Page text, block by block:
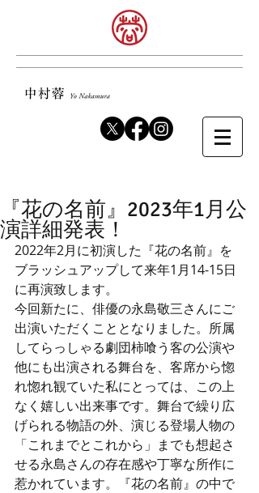
『花の名前』2023年1月公
演詳細発表！
2022年2月に初演した『花の名前』を
ブラッシュアップして来年1月14-15日
に再演致します。
今回新たに、俳優の永島敬三さんにご
出演いただくこととなりました。所属
してらっしゃる劇団柿喰う客の公演や
他にも出演される舞台を、客席から惚
れ惚れ観ていた私にとっては、この上
なく嬉しい出来事です。舞台で繰り広
げられる物語の外、演じる登場人物の
「これまでとこれから」までも想起さ
せる永島さんの存在感や丁寧な所作に
惹かれています。『花の名前』の中で